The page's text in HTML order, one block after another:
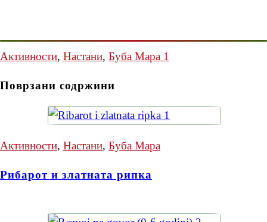
Активности, Настани, Буба Мара 1
Поврзани содржини
Активности, Настани, Буба Мара
Рибарот и златната рипка